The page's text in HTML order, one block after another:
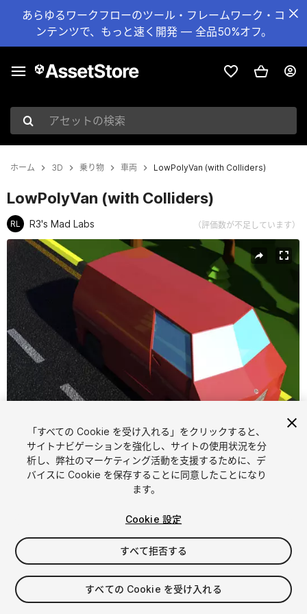
あらゆるワークフローのツール・フレームワーク・コ
ンテンツで、もっと速く開発 — 全品50%オフ。
アセットの検索
ホーム 3D 乗り物 車両 LowPolyVan (with Colliders)
LowPolyVan (with Colliders)
RL R3's Mad Labs （評価数が不足しています）
現在のスライド：1 / 6
1 /6
FREE
in the past week
「すべての Cookie を受け入れる」をクリックすると、
サイトナビゲーションを強化し、サイトの使用状況を分
析し、弊社のマーケティング活動を支援するために、デ
バイスに Cookie を保存することに同意したことになり
ます。
Cookie 設定
すべて拒否する
すべての Cookie を受け入れる